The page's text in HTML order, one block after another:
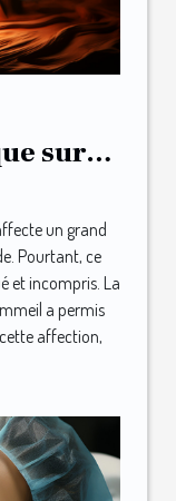
sur
un grand
Pourtant, ce
et incompris. La
a permis
affection,